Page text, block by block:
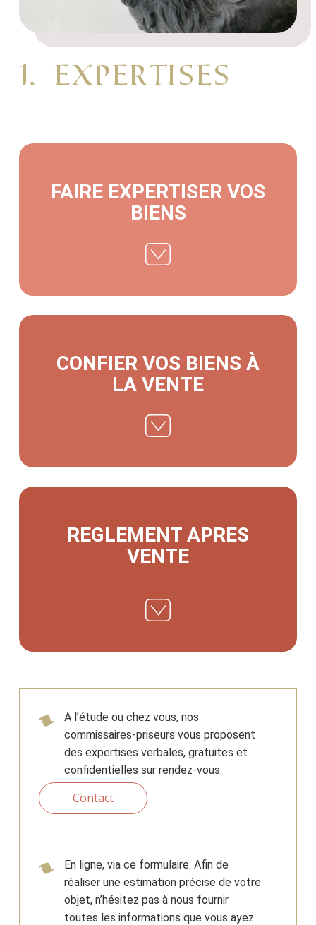
1. EXPERTISES
FAIRE EXPERTISER VOS
BIENS
CONFIER VOS BIENS À
LA VENTE
REGLEMENT APRES
VENTE
A l’étude ou chez vous, nos
commissaires-priseurs vous proposent
des expertises verbales, gratuites et
confidentielles sur rendez-vous.
Contact
En ligne, via ce formulaire. Afin de
réaliser une estimation précise de votre
objet, n’hésitez pas à nous fournir
toutes les informations que vous ayez